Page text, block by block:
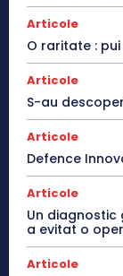
Articole
O raritate :
Articole
S-au
Articole
Defence
Articole
Un
a evitat o
Articole